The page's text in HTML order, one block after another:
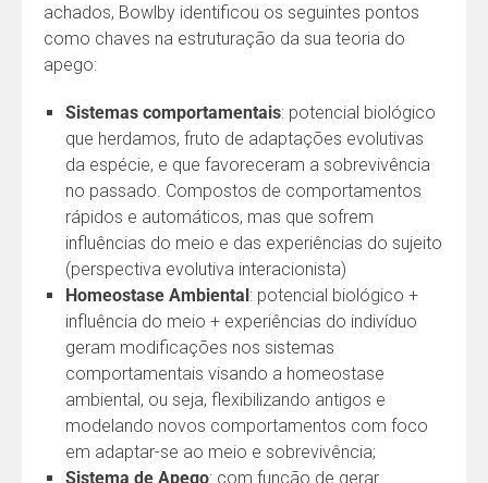
achados, Bowlby identificou os seguintes pontos
como chaves na estruturação da sua teoria do
apego:
Sistemas comportamentais: potencial biológico
que herdamos, fruto de adaptações evolutivas
da espécie, e que favoreceram a sobrevivência
no passado. Compostos de comportamentos
rápidos e automáticos, mas que sofrem
influências do meio e das experiências do sujeito
(perspectiva evolutiva interacionista)
Homeostase Ambiental: potencial biológico +
influência do meio + experiências do indivíduo
geram modificações nos sistemas
comportamentais visando a homeostase
ambiental, ou seja, flexibilizando antigos e
modelando novos comportamentos com foco
em adaptar-se ao meio e sobrevivência;
Sistema de Apego: com função de gerar